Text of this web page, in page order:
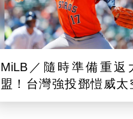
MiLB／隨時準備重返
盟！台灣強投鄧愷威太
3A登板後援1.2局飆3K